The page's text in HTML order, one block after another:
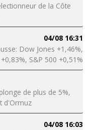
de la Côte
04/08 16:31
Dow Jones +1,46%,
S&P 500 +0,51%
de plus de 5%,
d'Ormuz
04/08 16:03